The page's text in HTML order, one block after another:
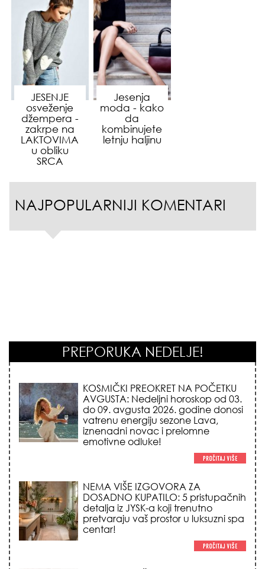
JESENJE
osveženje
džempera -
zakrpe na
LAKTOVIMA
u obliku
SRCA
Jesenja
moda - kako
da
kombinujete
letnju haljinu
NAJPOPULARNIJI KOMENTARI
PREPORUKA NEDELJE!
KOSMIČKI PREOKRET NA POČETKU
AVGUSTA: Nedeljni horoskop od 03.
do 09. avgusta 2026. godine donosi
vatrenu energiju sezone Lava,
iznenadni novac i prelomne
emotivne odluke!
NEMA VIŠE IZGOVORA ZA
DOSADNO KUPATILO: 5 pristupačnih
detalja iz JYSK-a koji trenutno
pretvaraju vaš prostor u luksuzni spa
centar!